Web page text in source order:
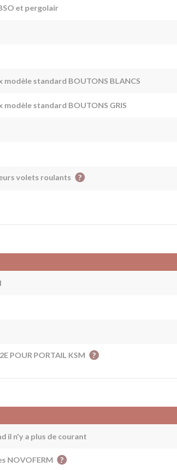
et pergolair
standard BOUTONS BLANCS
standard BOUTONS GRIS
volets roulants ?
POUR PORTAIL KSM ?
il n'y a plus de courant
NOVOFERM ?